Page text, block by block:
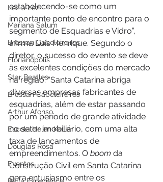
Lez a Lez
Mariana Salum
Bressan Cabeleireiros
Florianópolis
Star Beatles
Bressan Cabeleireiros
Arthur Afonso
Escola Helen Keller
Douglas Rosa
Eventos
estabelecendo-se como um
importante ponto de encontro para o
segmento de Esquadrias e Vidro”,
afirma Luis Henrique. Segundo o
diretor, o sucesso do evento se deve
às excelentes condições do mercado
na região. “Santa Catarina abriga
diversas empresas fabricantes de
esquadrias, além de estar passando
por um período de grande atividade
no setor imobiliário, com uma alta
taxa de lançamentos de
empreendimentos. O boom da
Construção Civil em Santa Catarina
gera entusiasmo entre os